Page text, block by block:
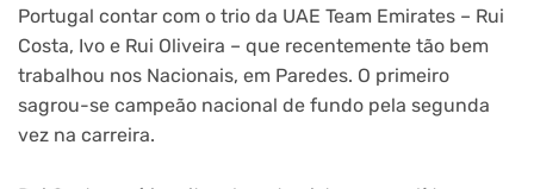
Portugal contar com o trio da UAE Team Emirates – Rui
Costa, Ivo e Rui Oliveira – que recentemente tão bem
trabalhou nos Nacionais, em Paredes. O primeiro
sagrou-se campeão nacional de fundo pela segunda
vez na carreira.